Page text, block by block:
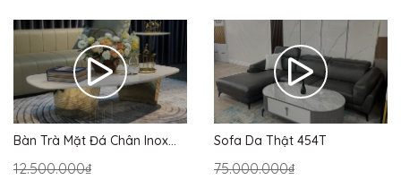
Bàn Trà Mặt Đá Chân Inox
12.500.000₫
Sofa Da Thật 454T
75.000.000₫